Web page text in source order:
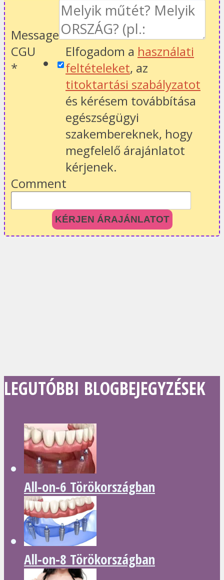
Message
CGU
*
Elfogadom a használati
feltételeket, az
titoktartási szabályzatot
és kérésem továbbítása
egészségügyi
szakembereknek, hogy
megfelelő árajánlatot
kérjenek.
Comment
KÉRJEN ÁRAJÁNLATOT
LEGUTÓBBI BLOGBEJEGYZÉSEK
All-on-6 Törökországban
All-on-8 Törökországban